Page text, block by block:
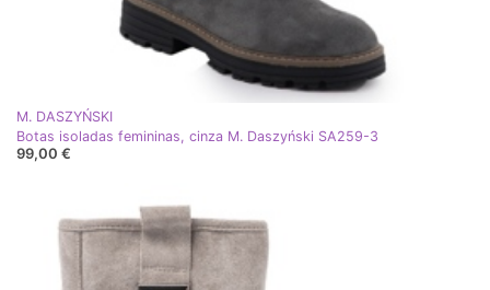
M. DASZYŃSKI
Botas isoladas femininas, cinza M. Daszyński SA259-3
99,00 €